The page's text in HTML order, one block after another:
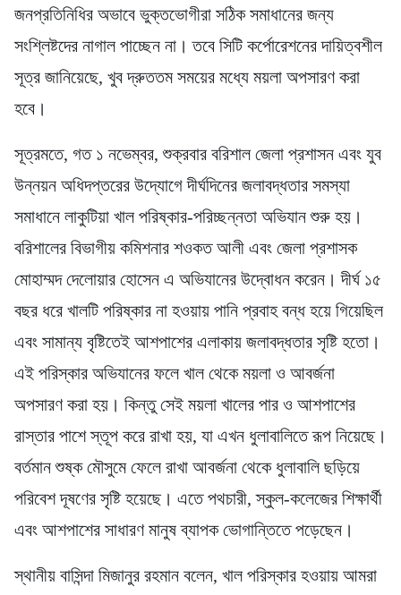
জনপ্রতিনিধির অভাবে ভুক্তভোগীরা সঠিক সমাধানের জন্য
সংশ্লিষ্টদের নাগাল পাচ্ছেন না। তবে সিটি কর্পোরেশনের দায়িত্বশীল
সূত্র জানিয়েছে, খুব দ্রুততম সময়ের মধ্যে ময়লা অপসারণ করা
হবে।
সূত্রমতে, গত ১ নভেম্বর, শুক্রবার বরিশাল জেলা প্রশাসন এবং যুব
উন্নয়ন অধিদপ্তরের উদ্যোগে দীর্ঘদিনের জলাবদ্ধতার সমস্যা
সমাধানে লাকুটিয়া খাল পরিষ্কার-পরিচ্ছন্নতা অভিযান শুরু হয়।
বরিশালের বিভাগীয় কমিশনার শওকত আলী এবং জেলা প্রশাসক
মোহাম্মদ দেলোয়ার হোসেন এ অভিযানের উদ্বোধন করেন। দীর্ঘ ১৫
বছর ধরে খালটি পরিষ্কার না হওয়ায় পানি প্রবাহ বন্ধ হয়ে গিয়েছিল
এবং সামান্য বৃষ্টিতেই আশপাশের এলাকায় জলাবদ্ধতার সৃষ্টি হতো।
এই পরিস্কার অভিযানের ফলে খাল থেকে ময়লা ও আবর্জনা
অপসারণ করা হয়। কিন্তু সেই ময়লা খালের পার ও আশপাশের
রাস্তার পাশে স্তূপ করে রাখা হয়, যা এখন ধুলাবালিতে রূপ নিয়েছে।
বর্তমান শুষ্ক মৌসুমে ফেলে রাখা আবর্জনা থেকে ধুলাবালি ছড়িয়ে
পরিবেশ দূষণের সৃষ্টি হয়েছে। এতে পথচারী, স্কুল-কলেজের শিক্ষার্থী
এবং আশপাশের সাধারণ মানুষ ব্যাপক ভোগান্তিতে পড়েছেন।
স্থানীয় বাসিন্দা মিজানুর রহমান বলেন, খাল পরিস্কার হওয়ায় আমরা